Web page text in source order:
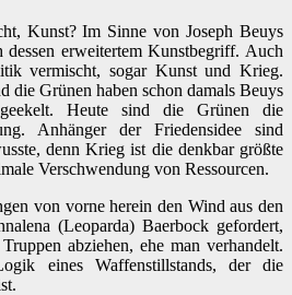
Kunst? Im Sinne von Joseph Beuys
erweitertem Kunstbegriff. Auch
vermischt, sogar Kunst und Krieg.
die Grünen haben schon damals Beuys
Heute sind die Grünen die
Anhänger der Friedensidee sind
denn Krieg ist die denkbar größte
Verschwendung von Ressourcen.
von vorne herein den Wind aus den
(Leoparda) Baerbock gefordert,
abziehen, ehe man verhandelt.
eines Waffenstillstands, der die